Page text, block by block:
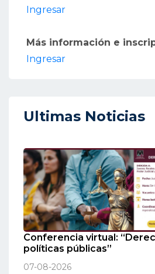
Ingresar
Más información e
Ingresar
Ultimas Noticias
Conferencia virtual:
políticas públicas”
07-08-2026